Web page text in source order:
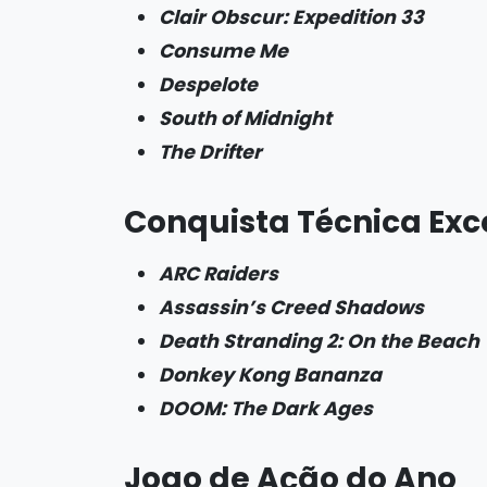
Clair Obscur: Expedition 33
Consume Me
Despelote
South of Midnight
The Drifter
Conquista Técnica
ARC Raiders
Assassin’s Creed Shadows
Death Stranding 2: On the Beach
Donkey Kong Bananza
DOOM: The Dark Ages